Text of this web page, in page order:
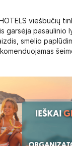
viešbučių
garsėja pasaulinio
smėlio